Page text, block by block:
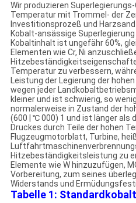
Wir produzieren
Temperatur mit Trommel- der
Investitionsprozeß und
Kobalt-ansässige
Kobaltinhalt ist ungefähr 60%,
Elementen wie Cr, Ni
Temperatur zu verbessern,
Leistung der Legierung der
wegen jeder
kleiner und ist schwierig, so
normalerweise in Zustand der
(600 | ℃ 000) 1 und ist länger als
Druckes durch Teile der hohen
Flugzeugmotorblatt, Turbine,
Hitzebeständigkeitsleistung zu
Elemente wie W hinzuzufügen,
Vorbereitung, zum seines
Widerstands und
Tabelle 1: